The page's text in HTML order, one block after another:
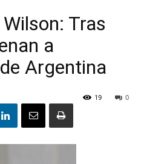
Claras
Digital
Tras
a
Argentina
0
19